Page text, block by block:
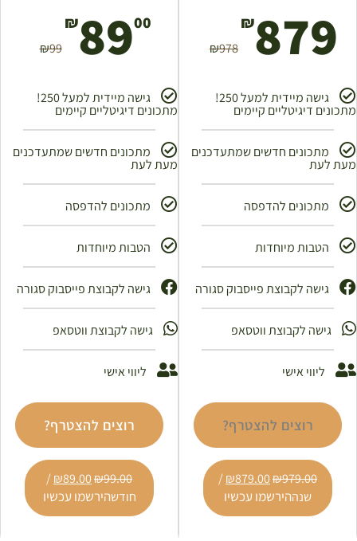
₪978
₪879
גישה מיידית למעל 250!
מתכונים דיגיטליים קיימים
מתכונים חדשים שמתעדכנים
מעת לעת
מתכונים להדפסה
הטבות מיוחדות
גישה לקבוצת פייסבוק סגורה
גישה לקבוצת ווטסאפ
ליווי אישי
רוצים להצטרף?
₪979.00
₪879.00
/
שנההירשמו עכשיו
₪99
₪8900
גישה מיידית למעל 250!
מתכונים דיגיטליים קיימים
מתכונים חדשים שמתעדכנים
מעת לעת
מתכונים להדפסה
הטבות מיוחדות
גישה לקבוצת פייסבוק סגורה ​
גישה לקבוצת ווטסאפ
ליווי אישי
רוצים להצטרף?
₪99.00
₪89.00
/
חודשהירשמו עכשיו